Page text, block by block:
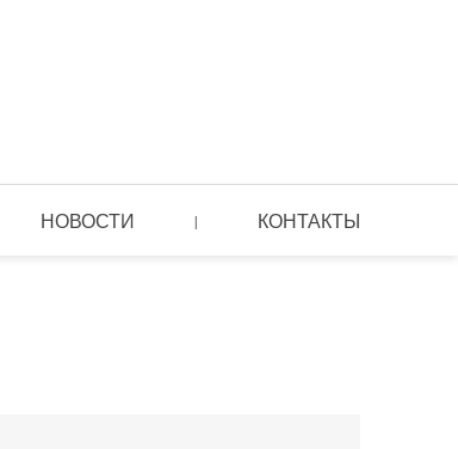
НОВОСТИ | КОНТАКТЫ